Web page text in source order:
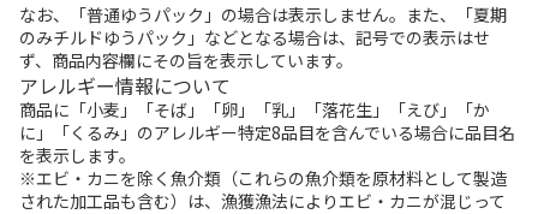
なお、「普通ゆうパック」の場合は表示しません。また、「夏期
のみチルドゆうパック」などとなる場合は、記号での表示はせ
ず、商品内容欄にその旨を表示しています。
アレルギー情報について
商品に「小麦」「そば」「卵」「乳」「落花生」「えび」「か
に」「くるみ」のアレルギー特定8品目を含んでいる場合に品目名
を表示します。
※エビ・カニを除く魚介類（これらの魚介類を原材料として製造
された加工品も含む）は、漁獲漁法によりエビ・カニが混じって